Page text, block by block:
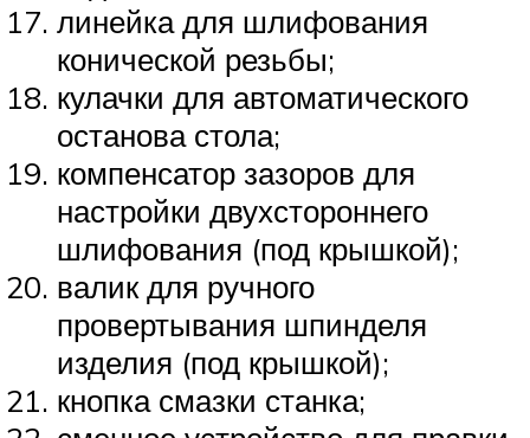
линейка для шлифования
конической резьбы;
кулачки для автоматического
останова стола;
компенсатор зазоров для
настройки двухстороннего
шлифования (под крышкой);
валик для ручного
провертывания шпинделя
изделия (под крышкой);
кнопка смазки станка;